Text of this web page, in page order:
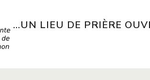
...UN LIEU DE PRIÈRE